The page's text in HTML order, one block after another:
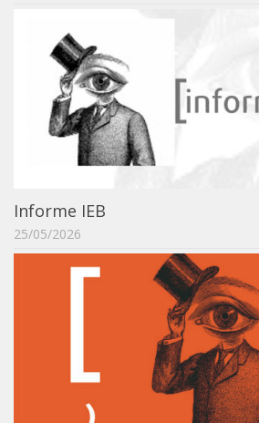
Informe IEB
25/05/2026